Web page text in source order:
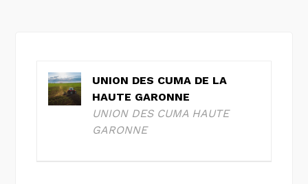
UNION DES CUMA DE LA
HAUTE GARONNE
UNION DES CUMA HAUTE
GARONNE